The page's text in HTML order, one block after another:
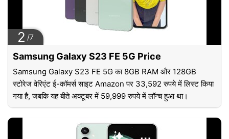
2 /7
Samsung Galaxy S23 FE 5G Price
Samsung Galaxy S23 FE 5G का 8GB RAM और 128GB
स्टोरेज वेरिएंट ई-कॉमर्स साइट Amazon पर 33,592 रुपये में लिस्ट किया
गया है, जबकि यह बीते अक्टूबर में 59,999 रुपये में लॉन्च हुआ था।